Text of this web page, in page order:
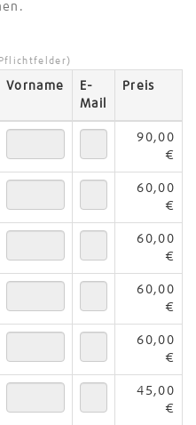
Vorname
E-
Mail
Preis
90,00
€
60,00
€
60,00
€
60,00
€
60,00
€
45,00
€